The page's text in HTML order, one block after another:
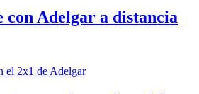
con Adelgar a distancia